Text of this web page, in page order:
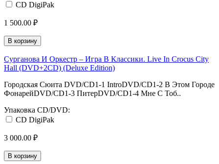
CD DigiPak
1 500.00 ₽
В корзину
Сурганова И Оркестр – Игра В Классики. Live In Crocus City
Hall (DVD+2CD) (Deluxe Edition)
Городская Сюита DVD/CD1-1 IntroDVD/CD1-2 В Этом Городе
ФонарейDVD/CD1-3 ПитерDVD/CD1-4 Мне С Тоб..
Упаковка CD/DVD:
CD DigiPak
3 000.00 ₽
В корзину